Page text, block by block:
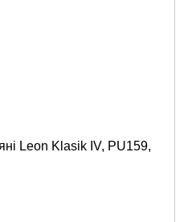
Leon Klasik IV, PU159,